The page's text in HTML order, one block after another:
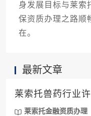
身发展目标与莱索
保资质办理之路顺
在。
最新文章
莱索托兽药行业
莱索托金融资质办理